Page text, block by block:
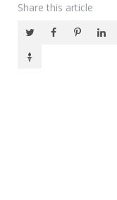
Share this article